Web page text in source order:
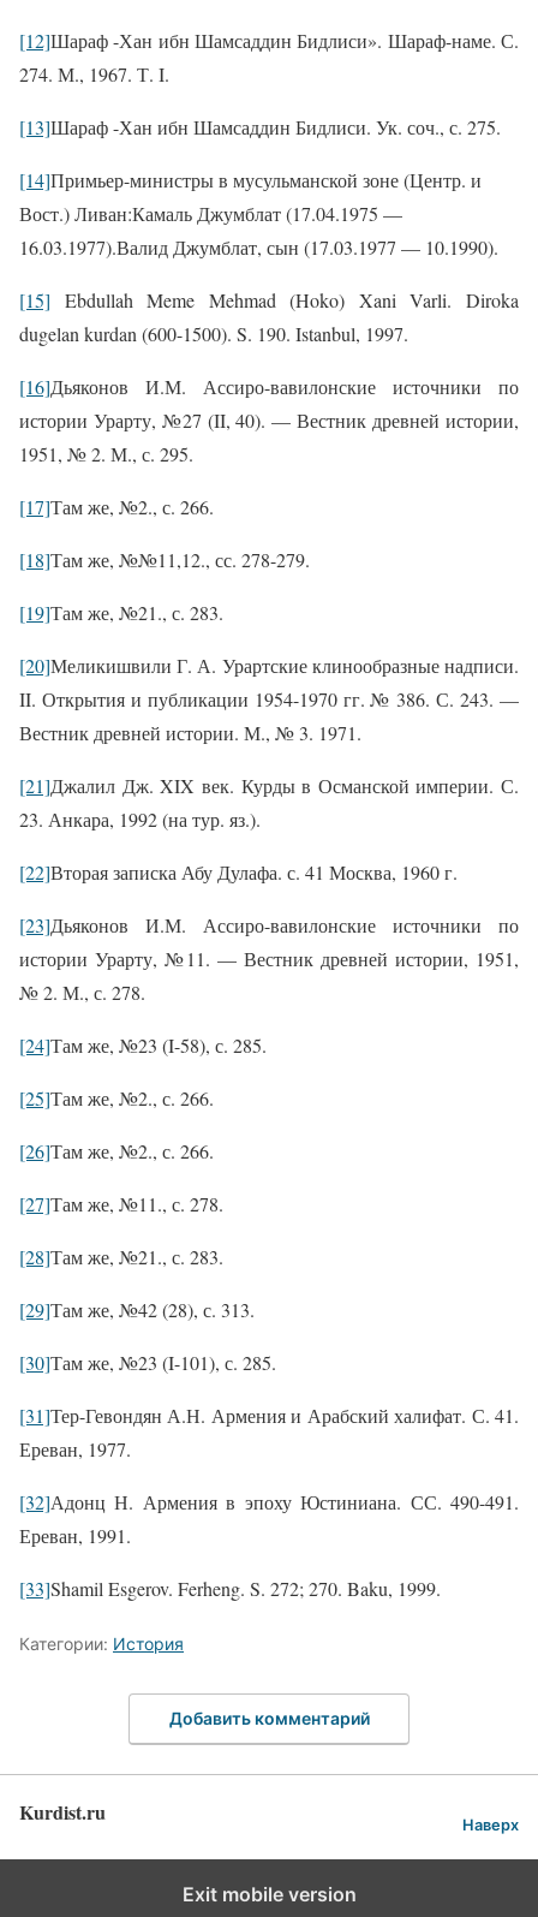
[12]Шараф -Хан ибн Шамсаддин Бидлиси». Шараф-наме. С.
274. М., 1967. Т. I.
[13]Шараф -Хан ибн Шамсаддин Бидлиси. Ук. соч., с. 275.
[14]Примьер-министры в мусульманской зоне (Центр. и
Вост.) Ливан:Камаль Джумблат (17.04.1975 —
16.03.1977).Валид Джумблат, сын (17.03.1977 — 10.1990).
[15]
Ebdullah Meme Mehmad (Hoko) Xani Varli. Diroka
dugelan kurdan (600-1500). S. 190. Istanbul, 1997.
[16]Дьяконов И.М. Ассиро-вавилонские источники по
истории Урарту, №27 (II, 40). — Вестник древней истории,
1951, № 2. М., с. 295.
[17]Там же, №2., с. 266.
[18]Там же, №№11,12., сс. 278-279.
[19]Там же, №21., с. 283.
[20]Меликишвили Г. А. Урартские клинообразные надписи.
II. Открытия и публикации 1954-1970 гг. № 386. С. 243. —
Вестник древней истории. М., № 3. 1971.
[21]Джалил Дж.XIX век. Курды в Османской империи. С.
23. Анкара, 1992 (на тур. яз.).
[22]Вторая записка Абу Дулафа. с. 41 Москва, 1960 г.
[23]Дьяконов И.М. Ассиро-вавилонские источники по
истории Урарту, №11. — Вестник древней истории, 1951,
№ 2. М., с. 278.
[24]Там же, №23 (I-58), с. 285.
[25]Там же, №2., с. 266.
[26]Там же, №2., с. 266.
[27]Там же, №11., с. 278.
[28]Там же, №21., с. 283.
[29]Там же, №42 (28), с. 313.
[30]Там же, №23 (I-101), с. 285.
[31]Тер-Гевондян А.Н. Армения и Арабский халифат. С. 41.
Ереван, 1977.
[32]Адонц Н. Армения в эпоху Юстиниана. СС. 490-491.
Ереван, 1991.
[33]Shamil Esgerov. Ferheng. S. 272; 270. Baku, 1999.
Категории: История
Добавить комментарий
Kurdist.ru Наверх
Exit mobile version